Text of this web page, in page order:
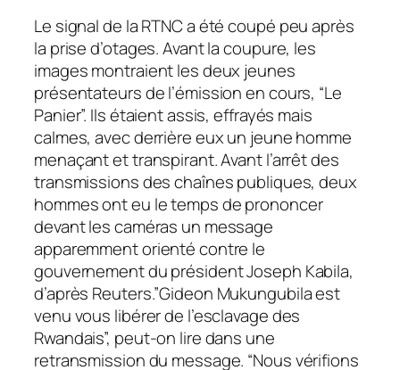
Le signal de la RTNC a été coupé peu après
la prise d’otages. Avant la coupure, les
images montraient les deux jeunes
présentateurs de l’émission en cours, “Le
Panier”. Ils étaient assis, effrayés mais
calmes, avec derrière eux un jeune homme
menaçant et transpirant. Avant l’arrêt des
transmissions des chaînes publiques, deux
hommes ont eu le temps de prononcer
devant les caméras un message
apparemment orienté contre le
gouvernement du président Joseph Kabila,
d’après Reuters.”Gideon Mukungubila est
venu vous libérer de l’esclavage des
Rwandais”, peut-on lire dans une
retransmission du message. “Nous vérifions